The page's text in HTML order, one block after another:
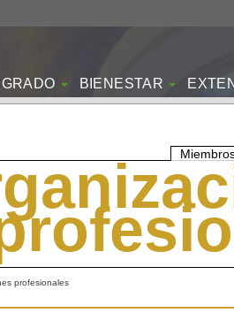
BIENESTAR
profesionales